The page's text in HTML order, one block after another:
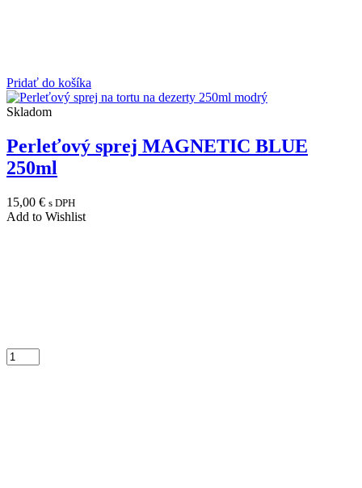
Pridať do košíka
Skladom
Perleťový sprej MAGNETIC BLUE
250ml
15,00 € s DPH
Add to Wishlist